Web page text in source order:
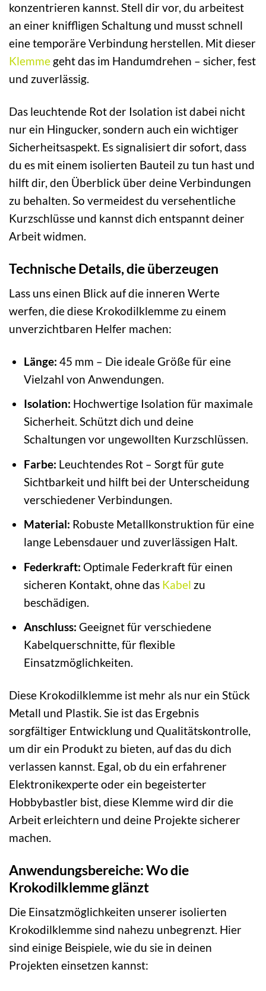
konzentrieren kannst. Stell dir vor, du arbeitest
an einer kniffligen Schaltung und musst schnell
eine temporäre Verbindung herstellen. Mit dieser
Klemme geht das im Handumdrehen – sicher, fest
und zuverlässig.
Das leuchtende Rot der Isolation ist dabei nicht
nur ein Hingucker, sondern auch ein wichtiger
Sicherheitsaspekt. Es signalisiert dir sofort, dass
du es mit einem isolierten Bauteil zu tun hast und
hilft dir, den Überblick über deine Verbindungen
zu behalten. So vermeidest du versehentliche
Kurzschlüsse und kannst dich entspannt deiner
Arbeit widmen.
Technische Details, die überzeugen
Lass uns einen Blick auf die inneren Werte
werfen, die diese Krokodilklemme zu einem
unverzichtbaren Helfer machen:
Länge: 45 mm – Die ideale Größe für eine
Vielzahl von Anwendungen.
Isolation: Hochwertige Isolation für maximale
Sicherheit. Schützt dich und deine
Schaltungen vor ungewollten Kurzschlüssen.
Farbe: Leuchtendes Rot – Sorgt für gute
Sichtbarkeit und hilft bei der Unterscheidung
verschiedener Verbindungen.
Material: Robuste Metallkonstruktion für eine
lange Lebensdauer und zuverlässigen Halt.
Federkraft: Optimale Federkraft für einen
sicheren Kontakt, ohne das Kabel zu
beschädigen.
Anschluss: Geeignet für verschiedene
Kabelquerschnitte, für flexible
Einsatzmöglichkeiten.
Diese Krokodilklemme ist mehr als nur ein Stück
Metall und Plastik. Sie ist das Ergebnis
sorgfältiger Entwicklung und Qualitätskontrolle,
um dir ein Produkt zu bieten, auf das du dich
verlassen kannst. Egal, ob du ein erfahrener
Elektronikexperte oder ein begeisterter
Hobbybastler bist, diese Klemme wird dir die
Arbeit erleichtern und deine Projekte sicherer
machen.
Anwendungsbereiche: Wo die
Krokodilklemme glänzt
Die Einsatzmöglichkeiten unserer isolierten
Krokodilklemme sind nahezu unbegrenzt. Hier
sind einige Beispiele, wie du sie in deinen
Projekten einsetzen kannst: